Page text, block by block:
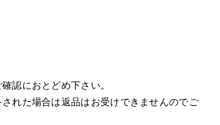
認におとどめ下さい。
れた場合は返品はお受けできませんのでご